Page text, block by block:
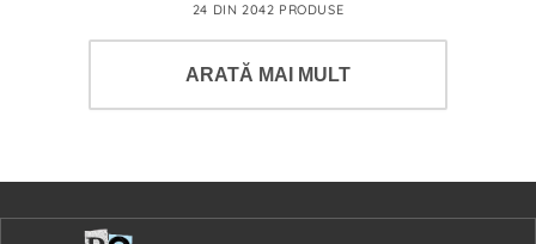
24 DIN 2042 PRODUSE
ARATĂ MAI MULT